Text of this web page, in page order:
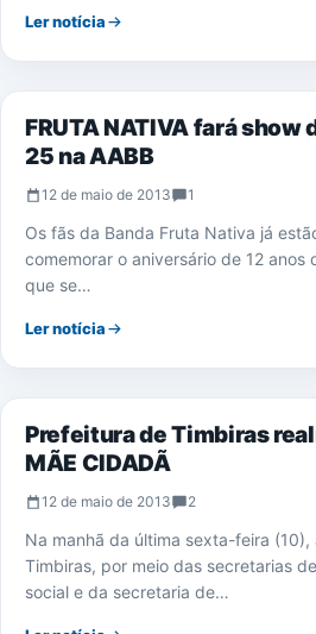
Ler notícia
NOTÍCIAS
FRUTA NATIVA fará show
25 na AABB
12 de maio de 2013 1
Os fãs da Banda Fruta Nativa já
comemorar o aniversário de 12 anos
que se…
Ler notícia
TIMBIRAS
Prefeitura de Timbiras
MÃE CIDADÃ
12 de maio de 2013 2
Na manhã da última sexta-feira
Timbiras, por meio das secretarias
social e da secretaria de…